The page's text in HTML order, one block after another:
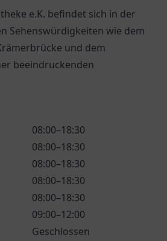
e.K. befindet sich in der
Sehenswürdigkeiten wie dem
und dem
beeindruckenden
08:00–18:30
08:00–18:30
08:00–18:30
08:00–18:30
08:00–18:30
09:00–12:00
Geschlossen